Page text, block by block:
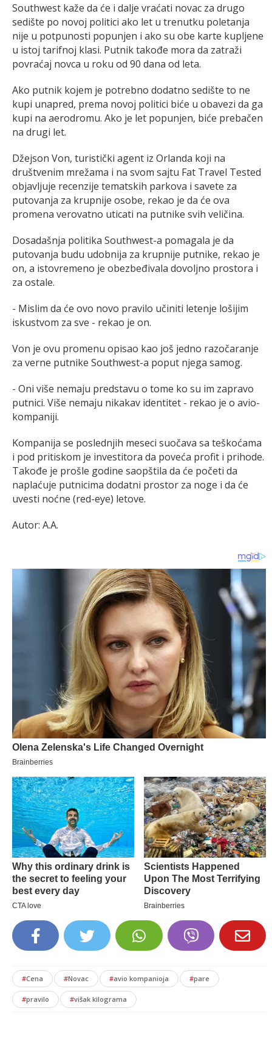
Southwest kaže da će i dalje vraćati novac za drugo
sedište po novoj politici ako let u trenutku poletanja
nije u potpunosti popunjen i ako su obe karte kupljene
u istoj tarifnoj klasi. Putnik takođe mora da zatraži
povraćaj novca u roku od 90 dana od leta.
Ako putnik kojem je potrebno dodatno sedište to ne
kupi unapred, prema novoj politici biće u obavezi da ga
kupi na aerodromu. Ako je let popunjen, biće prebačen
na drugi let.
Džejson Von, turistički agent iz Orlanda koji na
društvenim mrežama i na svom sajtu Fat Travel Tested
objavljuje recenzije tematskih parkova i savete za
putovanja za krupnije osobe, rekao je da će ova
promena verovatno uticati na putnike svih veličina.
Dosadašnja politika Southwest-a pomagala je da
putovanja budu udobnija za krupnije putnike, rekao je
on, a istovremeno je obezbeđivala dovoljno prostora i
za ostale.
- Mislim da će ovo novo pravilo učiniti letenje lošijim
iskustvom za sve - rekao je on.
Von je ovu promenu opisao kao još jedno razočaranje
za verne putnike Southwest-a poput njega samog.
- Oni više nemaju predstavu o tome ko su im zapravo
putnici. Više nemaju nikakav identitet - rekao je o avio-
kompaniji.
Kompanija se poslednjih meseci suočava sa teškoćama
i pod pritiskom je investitora da poveća profit i prihode.
Takođe je prošle godine saopštila da će početi da
naplaćuje putnicima dodatni prostor za noge i da će
uvesti noćne (red-eye) letove.
Autor: A.A.
#Cena #Novac #avio kompanioja #pare
#pravilo #višak kilograma